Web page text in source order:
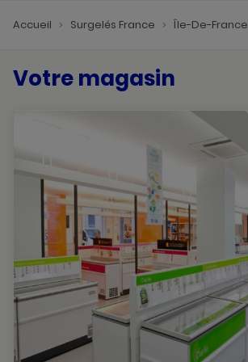
Accueil Surgelés France Île-De-France
Votre magasin